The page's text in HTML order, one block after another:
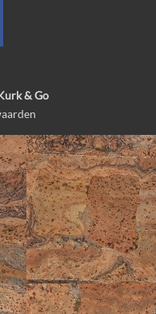
& Go